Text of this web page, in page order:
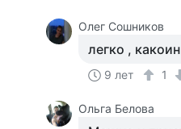
Олег Сошников
легко ,
9 лет 1
Ольга Белова